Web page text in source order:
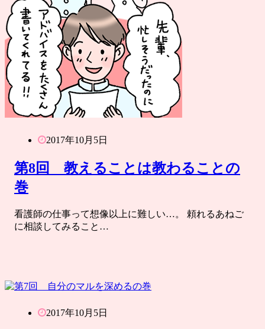
2017年10月5日
第8回 教えることは教わることの
巻
看護師の仕事って想像以上に難しい…。 頼れるあねご
に相談してみること…
2017年10月5日